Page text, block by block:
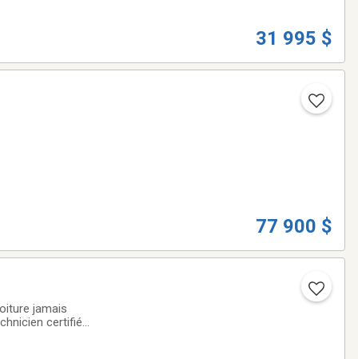
31 995 $
77 900 $
jamais
certifié